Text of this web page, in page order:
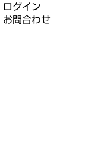
ログイン
お問合わせ